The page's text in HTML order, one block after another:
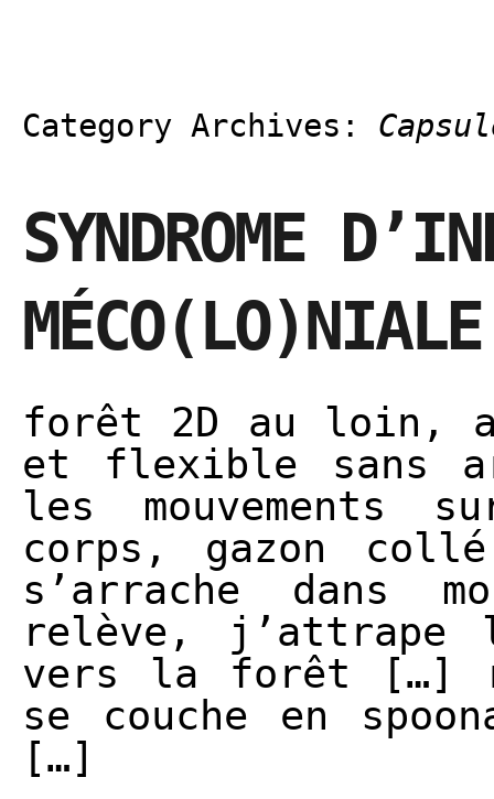
Category Archives:
SYNDROME
MÉCO(LO)NIALE
forêt 2D au loin,
et flexible sans
les mouvements
corps, gazon
s’arrache dans
relève, j’attrape
vers la forêt […]
se couche en
[…]